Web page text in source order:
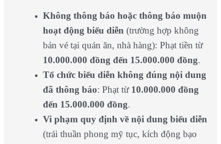
Không thông báo hoặc thông báo muộn
hoạt động biểu diễn (trường hợp không
bán vé tại quán ăn, nhà hàng): Phạt tiền từ
10.000.000 đồng đến 15.000.000 đồng.
Tổ chức biểu diễn không đúng nội dung
đã thông báo: Phạt từ 10.000.000 đồng
đến 15.000.000 đồng.
Vi phạm quy định về nội dung biểu diễn
(trái thuần phong mỹ tục, kích động bạo